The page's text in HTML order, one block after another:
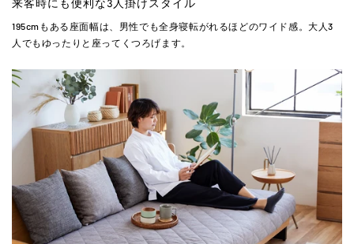
来客時にも便利な3人掛けスタイル
195cmもある座面幅は、男性でも全身寝転がれるほどのワイド感。大人3
人でもゆったりと座ってくつろげます。